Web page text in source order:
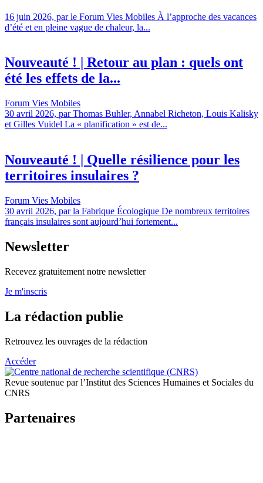
16 juin 2026, par le Forum Vies Mobiles À l’approche des vacances
d’été et en pleine vague de chaleur, la...
Nouveauté ! | Retour au plan : quels ont
été les effets de la...
Forum Vies Mobiles
30 avril 2026, par Thomas Buhler, Annabel Richeton, Louis Kalisky
et Gilles Vuidel La « planification » est de...
Nouveauté ! | Quelle résilience pour les
territoires insulaires ?
Forum Vies Mobiles
30 avril 2026, par la Fabrique Écologique De nombreux territoires
français insulaires sont aujourd’hui fortement...
Newsletter
Recevez gratuitement notre newsletter
Je m'inscris
La rédaction publie
Retrouvez les ouvrages de la rédaction
Accéder
Revue soutenue par l’Institut des Sciences Humaines et Sociales du
CNRS
Partenaires